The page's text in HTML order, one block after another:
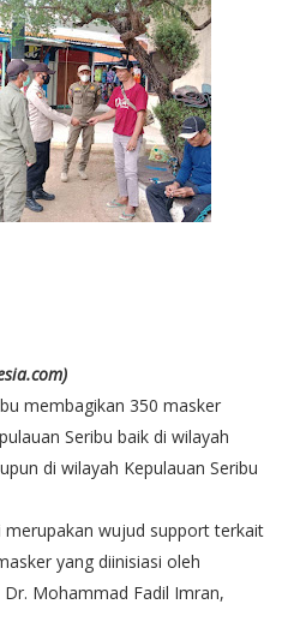
membagikan 350 masker
Seribu baik di wilayah
di wilayah Kepulauan Seribu
merupakan wujud support terkait
yang diinisiasi oleh
Mohammad Fadil Imran,